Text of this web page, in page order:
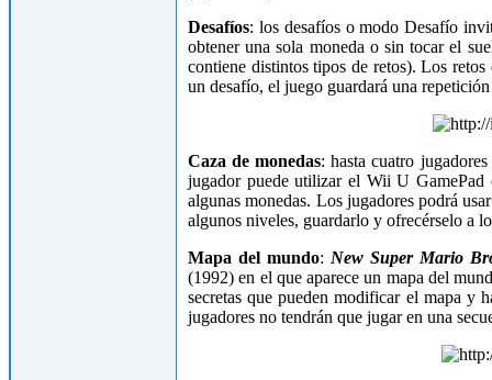
Desafíos: los desafíos o modo Desafío
obtener una sola moneda o sin tocar el
contiene distintos tipos de retos). Los
un desafío, el juego guardará una
Caza de monedas: hasta cuatro
jugador puede utilizar el Wii U GamePad
algunas monedas. Los jugadores podrá
algunos niveles, guardarlo y ofrecérselo a
Mapa del mundo: New Super Mario
(1992) en el que aparece un mapa del
secretas que pueden modificar el mapa y
jugadores no tendrán que jugar en una